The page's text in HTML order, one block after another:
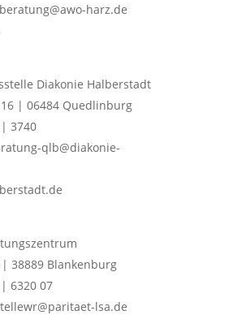
harz.de
Diakonie Halberstadt
| 06484 Quedlinburg
3740
qlb@diakonie-
38889 Blankenburg
6320 07
lsa.de